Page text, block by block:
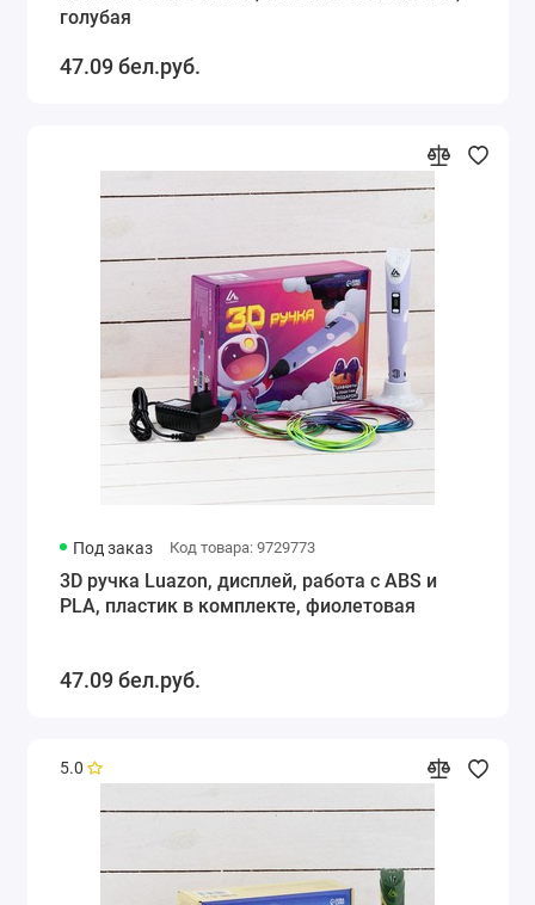
голубая
47.09 бел.руб.
Под заказ Код товара: 9729773
3D ручка Luazon, дисплей, работа с ABS и
PLA, пластик в комплекте, фиолетовая
47.09 бел.руб.
5.0